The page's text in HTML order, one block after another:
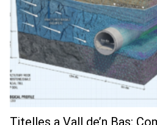
Titelles a Vall de’n Bas: